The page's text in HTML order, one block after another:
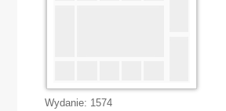
Wydanie: 1574